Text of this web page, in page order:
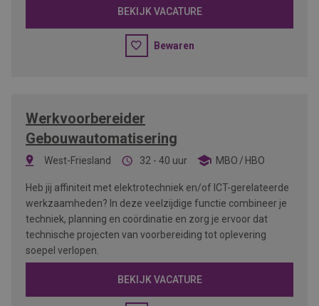
BEKIJK VACATURE
Bewaren
Werkvoorbereider
Gebouwautomatisering
West-Friesland 32 - 40 uur MBO HBO
Heb jij affiniteit met elektrotechniek en/of ICT-gerelateerde
werkzaamheden? In deze veelzijdige functie combineer je
techniek, planning en coördinatie en zorg je ervoor dat
technische projecten van voorbereiding tot oplevering
soepel verlopen.
BEKIJK VACATURE